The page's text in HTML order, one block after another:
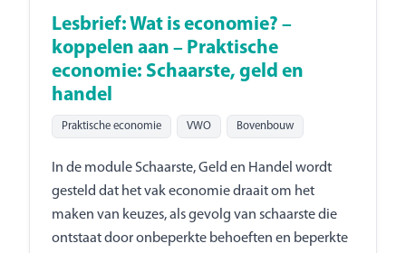
Lesbrief: Wat is economie? –
koppelen aan – Praktische
economie: Schaarste, geld en
handel
Praktische economie VWO Bovenbouw
In de module Schaarste, Geld en Handel wordt
gesteld dat het vak economie draait om het
maken van keuzes, als gevolg van schaarste die
ontstaat door onbeperkte behoeften en beperkte